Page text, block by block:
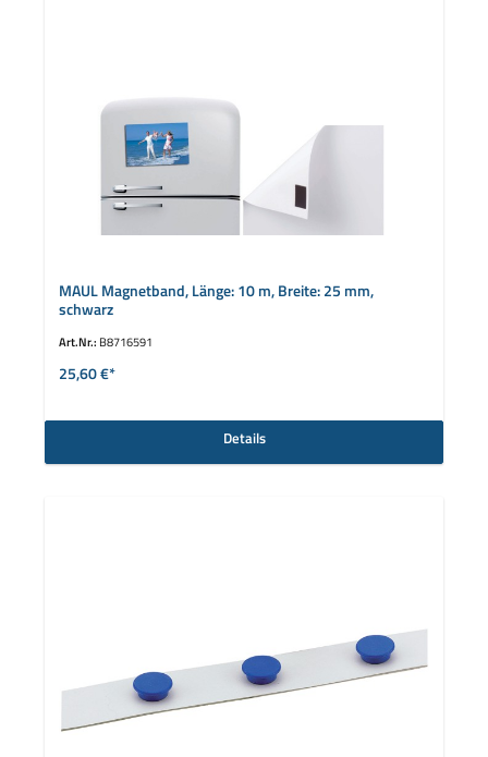
MAUL Magnetband, Länge: 10 m, Breite: 25 mm,
schwarz
Art.Nr.: B8716591
25,60 €*
Details